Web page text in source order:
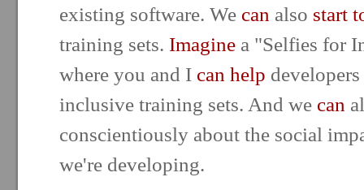
existing software. We can also start
training sets. Imagine a "Selfies for
where you and I can help
inclusive training sets. And we can
conscientiously about the social
we're developing.